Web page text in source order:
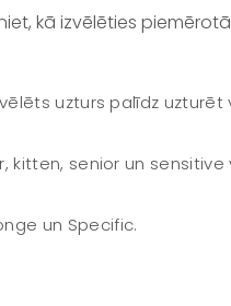
kā izvēlēties
uzturs palīdz uzturēt
senior un sensitive
un Specific.